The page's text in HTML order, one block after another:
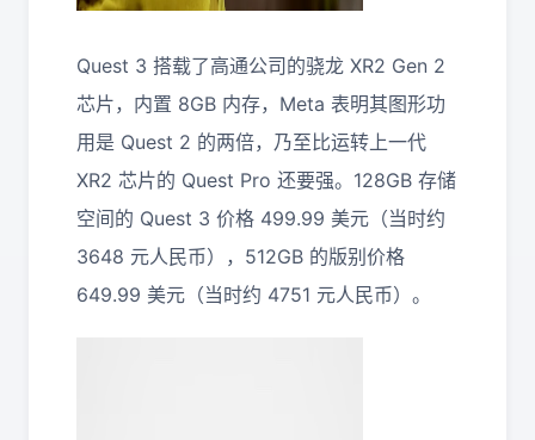
Quest 3 搭载了高通公司的骁龙 XR2 Gen 2
芯片，内置 8GB 内存，Meta 表明其图形功
用是 Quest 2 的两倍，乃至比运转上一代
XR2 芯片的 Quest Pro 还要强。128GB 存储
空间的 Quest 3 价格 499.99 美元（当时约
3648 元人民币），512GB 的版别价格
649.99 美元（当时约 4751 元人民币）。